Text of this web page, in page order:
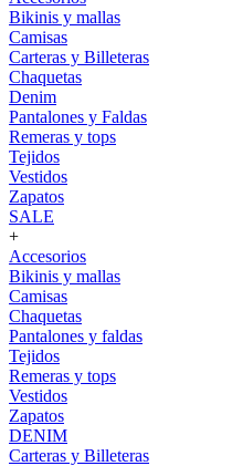
Bikinis y mallas
Camisas
Carteras y Billeteras
Chaquetas
Denim
Pantalones y Faldas
Remeras y tops
Tejidos
Vestidos
Zapatos
SALE
+
Accesorios
Bikinis y mallas
Camisas
Chaquetas
Pantalones y faldas
Tejidos
Remeras y tops
Vestidos
Zapatos
DENIM
Carteras y Billeteras